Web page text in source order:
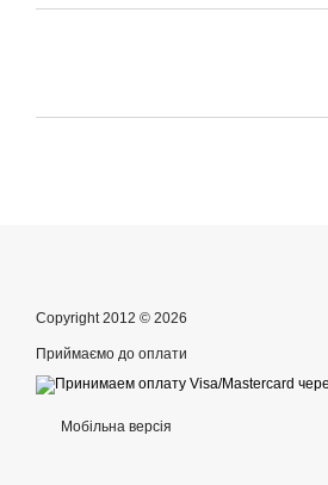
Copyright 2012 © 2026
Приймаємо до оплати
Мобільна версія